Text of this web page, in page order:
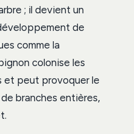
; il devient un
de
comme la
colonise les
et peut provoquer le
branches entières,